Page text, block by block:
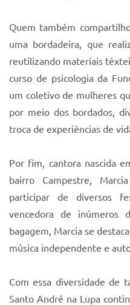
Quem também
uma bordadeira, que
reutilizando materiais
curso de psicologia da
um coletivo de mulheres
por meio dos bordados,
troca de experiências de
Por fim, cantora nascida
bairro Campestre,
participar de diversos
vencedora de inúmeros
bagagem, Marcia se
música independente e
Com essa diversidade de
Santo André na Lupa